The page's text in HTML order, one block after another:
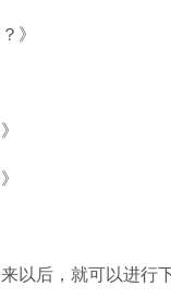
》
以后，就可以进行